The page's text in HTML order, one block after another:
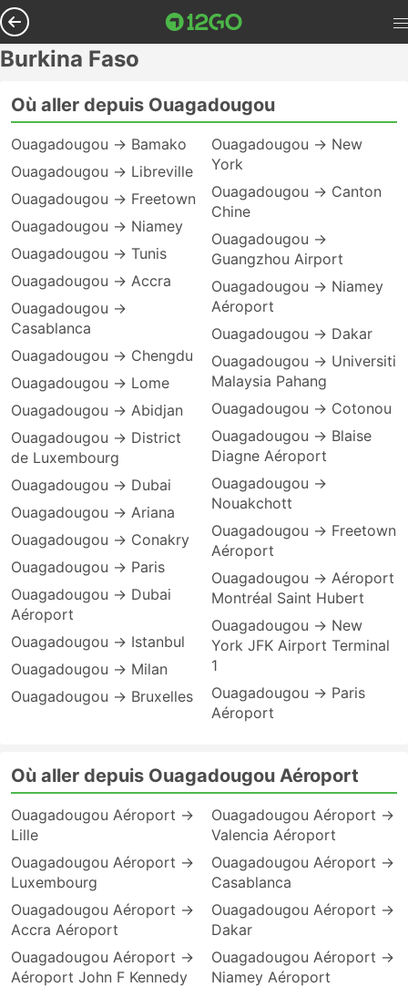
Burkina Faso
Où aller depuis Ouagadougou
Ouagadougou → Bamako
Ouagadougou → Libreville
Ouagadougou → Freetown
Ouagadougou → Niamey
Ouagadougou → Tunis
Ouagadougou → Accra
Ouagadougou →
Casablanca
Ouagadougou → Chengdu
Ouagadougou → Lome
Ouagadougou → Abidjan
Ouagadougou → District
de Luxembourg
Ouagadougou → Dubai
Ouagadougou → Ariana
Ouagadougou → Conakry
Ouagadougou → Paris
Ouagadougou → Dubai
Aéroport
Ouagadougou → Istanbul
Ouagadougou → Milan
Ouagadougou → Bruxelles
Ouagadougou → New
York
Ouagadougou → Canton
Chine
Ouagadougou →
Guangzhou Airport
Ouagadougou → Niamey
Aéroport
Ouagadougou → Dakar
Ouagadougou → Universiti
Malaysia Pahang
Ouagadougou → Cotonou
Ouagadougou → Blaise
Diagne Aéroport
Ouagadougou →
Nouakchott
Ouagadougou → Freetown
Aéroport
Ouagadougou → Aéroport
Montréal Saint Hubert
Ouagadougou → New
York JFK Airport Terminal
1
Ouagadougou → Paris
Aéroport
Où aller depuis Ouagadougou Aéroport
Ouagadougou Aéroport →
Lille
Ouagadougou Aéroport →
Luxembourg
Ouagadougou Aéroport →
Accra Aéroport
Ouagadougou Aéroport →
Aéroport John F Kennedy
Ouagadougou Aéroport →
Valencia Aéroport
Ouagadougou Aéroport →
Casablanca
Ouagadougou Aéroport →
Dakar
Ouagadougou Aéroport →
Niamey Aéroport